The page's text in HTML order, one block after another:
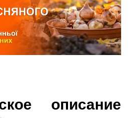
описание